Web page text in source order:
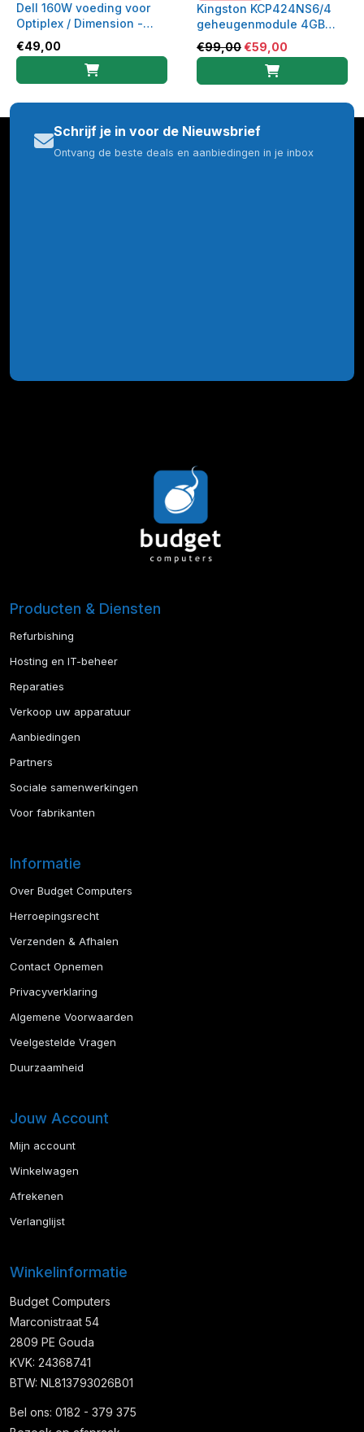
Dell 160W voeding voor
Optiplex / Dimension -
U5427 - PS-5161-7DS
€49,00
Kingston KCP424NS6/4
geheugenmodule 4GB
DDR4 RAM 2400 MHz
€99,00€59,00
Schrijf je in voor de Nieuwsbrief
Ontvang de beste deals en aanbiedingen in je inbox
Producten & Diensten
Refurbishing
Hosting en IT-beheer
Reparaties
Verkoop uw apparatuur
Aanbiedingen
Partners
Sociale samenwerkingen
Voor fabrikanten
Informatie
Over Budget Computers
Herroepingsrecht
Verzenden & Afhalen
Contact Opnemen
Privacyverklaring
Algemene Voorwaarden
Veelgestelde Vragen
Duurzaamheid
Jouw Account
Mijn account
Winkelwagen
Afrekenen
Verlanglijst
Winkelinformatie
Budget Computers
Marconistraat 54
2809 PE Gouda
KVK: 24368741
BTW: NL813793026B01
Bel ons: 0182 - 379 375